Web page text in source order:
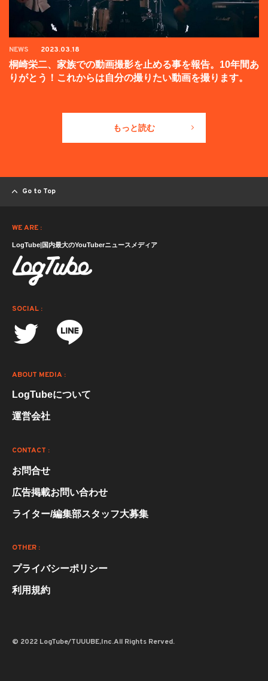
NEWS 2023.03.18
桐崎栄二、家族での動画撮影を止める事を報告。10年間あ
りがとう！これからは自分の撮りたい動画を撮ります。
もっと読む
Go to Top
WE ARE :
LogTube|国内最大のYouTuberニュースメディア
SOCIAL :
ABOUT MEDIA :
LogTubeについて
運営会社
CONTACT :
お問合せ
広告掲載お問い合わせ
ライター/編集部スタッフ大募集
OTHER :
プライバシーポリシー
利用規約
© 2022 LogTube/TUUUBE,Inc.All Rights Rerved.